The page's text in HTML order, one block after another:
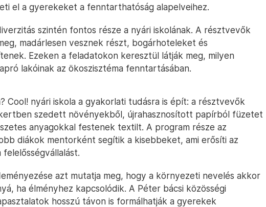
el a gyerekeket a fenntarthatóság alapelveihez.
szintén fontos része a nyári iskolának. A résztvevők
madárlesen vesznek részt, bogárhoteleket és
Ezeken a feladatokon keresztül látják meg, milyen
lakóinak az ökoszisztéma fenntartásában.
Cool! nyári iskola a gyakorlati tudásra is épít: a résztvevők
szedett növényekből, újrahasznosított papírból füzetet
anyagokkal festenek textilt. A program része az
diákok mentorként segítik a kisebbeket, ami erősíti az
azt mutatja meg, hogy a környezeti nevelés akkor
ha élményhez kapcsolódik. A Péter bácsi közösségi
hosszú távon is formálhatják a gyerekek